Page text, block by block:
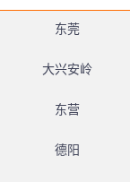
东莞
大兴安岭
东营
德阳